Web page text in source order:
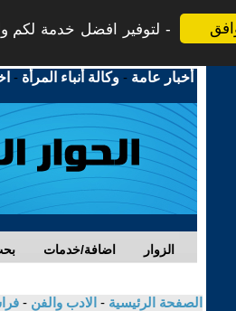
لتوفير افضل خدمة لكم
أخبار عامة -وكالة أنباء المرأة -
اضافة/خدمات الزوار
الصفحة الرئيسية - الادب والفن -